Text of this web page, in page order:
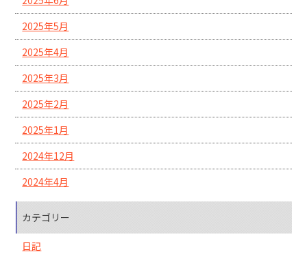
2025年5月
2025年4月
2025年3月
2025年2月
2025年1月
2024年12月
2024年4月
カテゴリー
日記